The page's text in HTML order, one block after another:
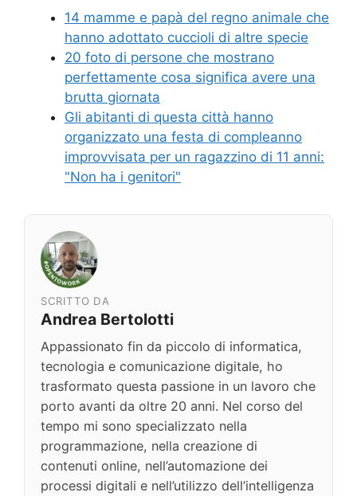
14 mamme e papà del regno animale che
hanno adottato cuccioli di altre specie
20 foto di persone che mostrano
perfettamente cosa significa avere una
brutta giornata
Gli abitanti di questa città hanno
organizzato una festa di compleanno
improvvisata per un ragazzino di 11 anni:
"Non ha i genitori"
SCRITTO DA
Andrea Bertolotti
Appassionato fin da piccolo di informatica,
tecnologia e comunicazione digitale, ho
trasformato questa passione in un lavoro che
porto avanti da oltre 20 anni. Nel corso del
tempo mi sono specializzato nella
programmazione, nella creazione di
contenuti online, nell’automazione dei
processi digitali e nell’utilizzo dell’intelligenza